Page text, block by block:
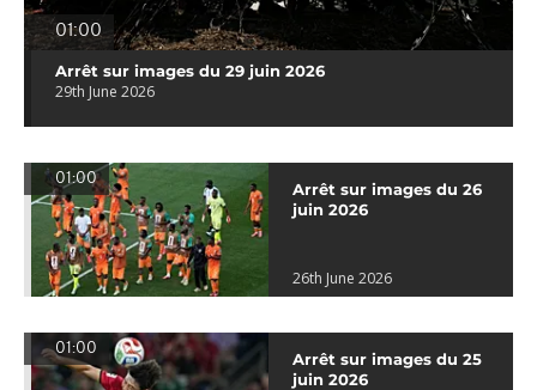
01:00
Arrêt sur images du 29 juin 2026
29th June 2026
01:00
Arrêt sur images du 26
juin 2026
26th June 2026
01:00
Arrêt sur images du 25
juin 2026